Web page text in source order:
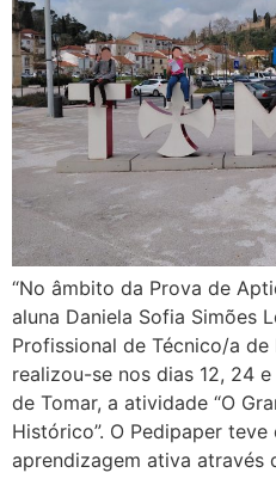
“No âmbito da Prova de
aluna Daniela Sofia Simões
Profissional de Técnico/a
realizou-se nos dias 12, 24
de Tomar, a atividade “O
Histórico”. O Pedipaper
aprendizagem ativa através